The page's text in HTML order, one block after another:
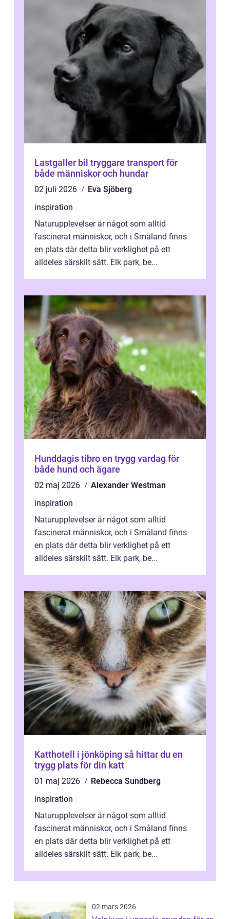
Lastgaller bil tryggare transport för
både människor och hundar
02 juli 2026
Eva Sjöberg
inspiration
Naturupplevelser är något som alltid
fascinerat människor, och i Småland finns
en plats där detta blir verklighet på ett
alldeles särskilt sätt. Elk park, be...
Hunddagis tibro en trygg vardag för
både hund och ägare
02 maj 2026
Alexander Westman
inspiration
Naturupplevelser är något som alltid
fascinerat människor, och i Småland finns
en plats där detta blir verklighet på ett
alldeles särskilt sätt. Elk park, be...
Katthotell i jönköping så hittar du en
trygg plats för din katt
01 maj 2026
Rebecca Sundberg
inspiration
Naturupplevelser är något som alltid
fascinerat människor, och i Småland finns
en plats där detta blir verklighet på ett
alldeles särskilt sätt. Elk park, be...
02 mars 2026